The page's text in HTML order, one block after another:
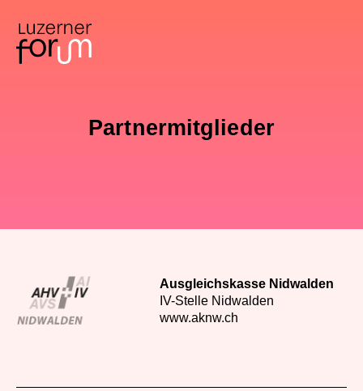
Partnermitglieder
Ausgleichskasse Nidwalden
IV-Stelle Nidwalden
www.aknw.ch